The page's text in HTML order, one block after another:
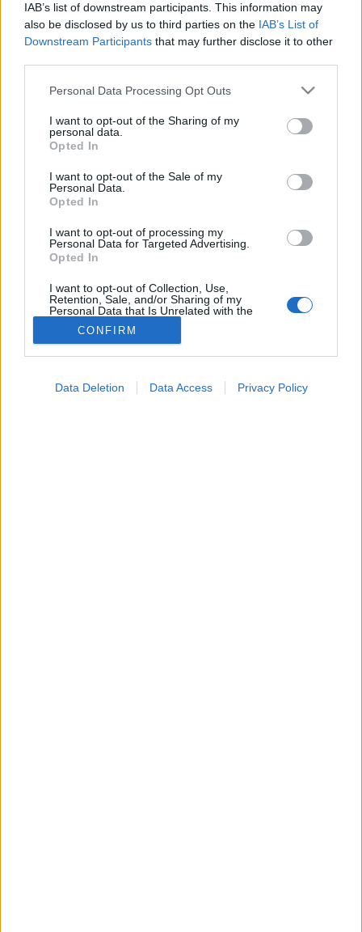
IAB’s list of downstream participants. This information may
also be disclosed by us to third parties on the IAB’s List of
Downstream Participants that may further disclose it to other
Please note that this website/app uses one or more Google
not limited to your visit or usage behaviour. You may click to
grant or deny consent to Google and its third-party tags to
use your data for below specified purposes in below Google
consent section.
Personal Data Processing Opt Outs
I want to opt-out of the Sharing of my
personal data.
Opted In
I want to opt-out of the Sale of my
Personal Data.
Opted In
I want to opt-out of processing my
Personal Data for Targeted Advertising.
Opted In
I want to opt-out of Collection, Use,
Retention, Sale, and/or Sharing of my
Personal Data that Is Unrelated with the
Purposes for which it was collected.
Opted Out
CONFIRM
Data Deletion Data Access Privacy Policy
Táplálkozás